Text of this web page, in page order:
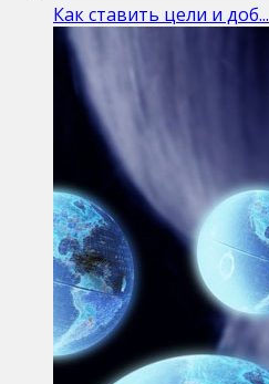
Как ставить цели и доб...